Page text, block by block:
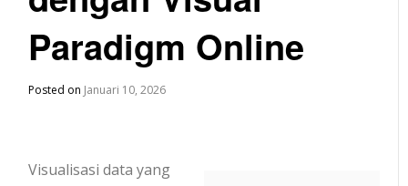
Paradigm Online
Posted on Januari 10, 2026
Visualisasi data yang